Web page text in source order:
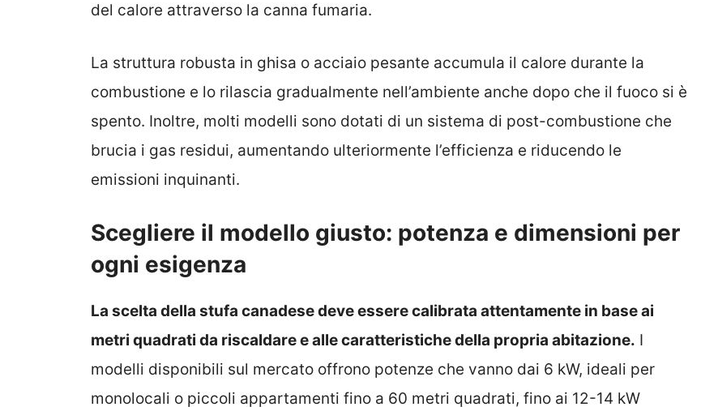
del calore attraverso la canna fumaria.
La struttura robusta in ghisa o acciaio pesante accumula il calore durante la
combustione e lo rilascia gradualmente nell’ambiente anche dopo che il fuoco si è
spento. Inoltre, molti modelli sono dotati di un sistema di post-combustione che
brucia i gas residui, aumentando ulteriormente l’efficienza e riducendo le
emissioni inquinanti.
Scegliere il modello giusto: potenza e dimensioni per
ogni esigenza
La scelta della stufa canadese deve essere calibrata attentamente in base ai
metri quadrati da riscaldare e alle caratteristiche della propria abitazione. I
modelli disponibili sul mercato offrono potenze che vanno dai 6 kW, ideali per
monolocali o piccoli appartamenti fino a 60 metri quadrati, fino ai 12-14 kW